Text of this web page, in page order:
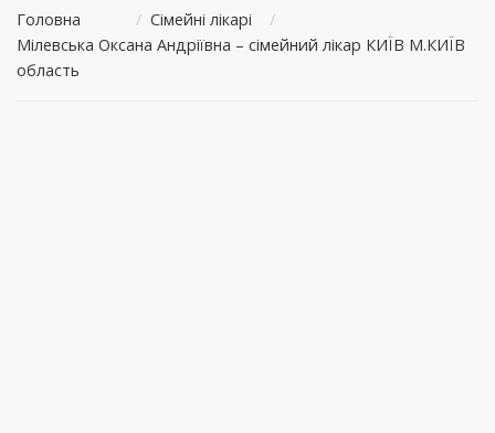
Головна / Сімейні лікарі
/
Мілевська Оксана Андріївна – сімейний лікар КИЇВ М.КИЇВ
область